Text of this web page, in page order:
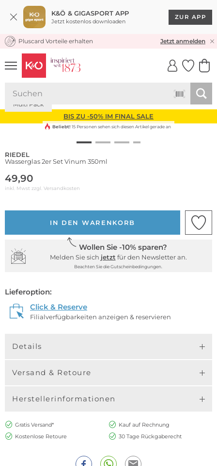
K&Ö & GIGASPORT APP
Jetzt kostenlos downloaden
ZUR APP
KOSTENLOSER VERSAND* & RÜCKVERSAND
Pluscard Vorteile erhalten Jetzt anmelden
UNSERE APP
CLICK &
BIS ZU -50% IM FINAL SALE
Multi Pack
Beliebt! 15 Personen sehen sich diesen Artikel gerade an
RIEDEL
Wasserglas 2er Set Vinum 350ml
49,90
inkl. Mwst zzgl. Versandkosten
IN DEN WARENKORB
Wollen Sie -10% sparen?
Melden Sie sich jetzt für den Newsletter an.
Beachten Sie die Gutscheinbedingungen.
Lieferoption:
Click & Reserve
Filialverfügbarkeiten anzeigen & reservieren
Details
Versand & Retoure
Herstellerinformationen
Gratis Versand*
Kauf auf Rechnung
Kostenlose Retoure
30 Tage Rückgaberecht